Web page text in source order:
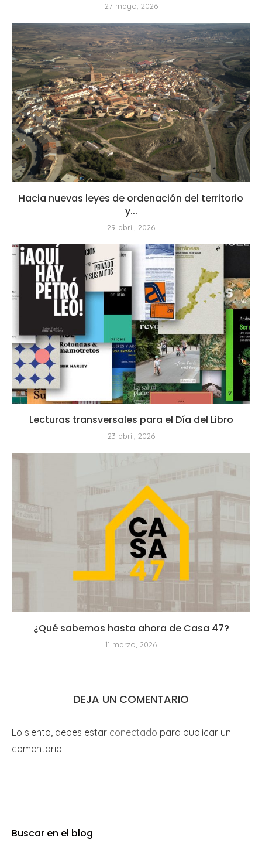
27 mayo, 2026
Hacia nuevas leyes de ordenación del territorio
y...
29 abril, 2026
Lecturas transversales para el Día del Libro
23 abril, 2026
¿Qué sabemos hasta ahora de Casa 47?
11 marzo, 2026
DEJA UN COMENTARIO
Lo siento, debes estar conectado para publicar un
comentario.
Buscar en el blog